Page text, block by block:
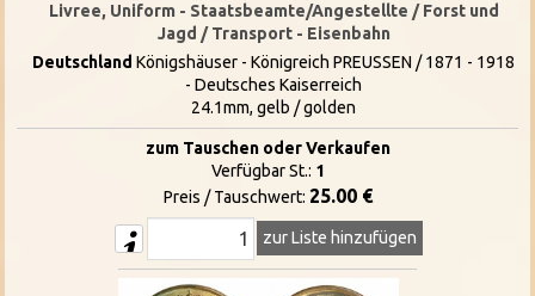
Livree, Uniform - Staatsbeamte/Angestellte / Forst und
Jagd / Transport - Eisenbahn
Deutschland Königshäuser - Königreich PREUSSEN / 1871 - 1918
- Deutsches Kaiserreich
24.1mm, gelb / golden
zum Tauschen oder Verkaufen
Verfügbar St.: 1
Preis / Tauschwert: 25.00 €
zur Liste hinzufügen